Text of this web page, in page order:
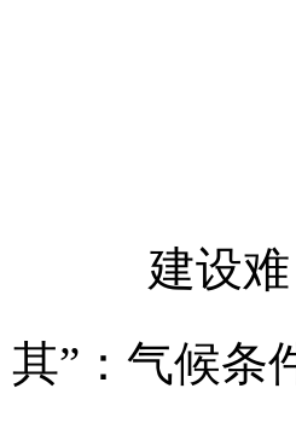
建设难，
其”：气候条